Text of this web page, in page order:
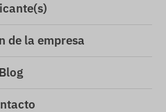
de la empresa
Blog